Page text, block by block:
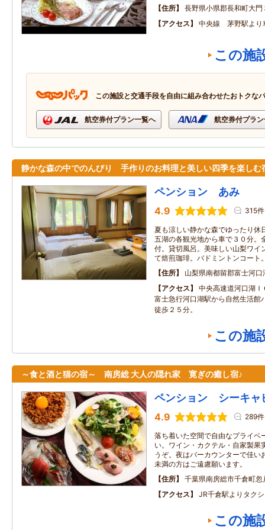
住所
長野県小県郡長和町大
アクセス
中央線 茅野駅より
この施
この施設と交通手段を自由に組み合わせたおトクな
航空券付プラン一覧へ 航空券付プラ
静かな森の中でのんびり 手作りのお料理と美しい四季を楽しむ
ペンション あみ
4.9 315件
夏も涼しい静かな森でゆったり休
五湖の各観光地から車で３０分。
付。貸切風呂。美味しい山梨ワイ
て焙煎珈琲。バドミントンコート
住所
山梨県南都留郡富士河
アクセス
中央高速道河口湖
富士急行河口湖駅から自然生活館
徒歩２５分。
この施
～食と酒と猫の宿～ 南房総 大人の隠れ家 寛ぎの癒し宿♪
ペンション シーキャ
4.9 289件
落ち着いた空間で自由なプライベ
い。ワイン・カクテル・自家製果
うぞ。夜はバーカウンターで佳
未満の方はご遠慮願います。
住所
千葉県南房総市千倉町
アクセス
JR千倉駅よりタク
この施